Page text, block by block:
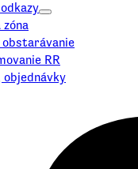
zóna
obstarávanie
RR
objednávky